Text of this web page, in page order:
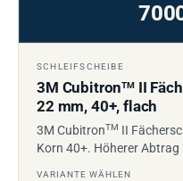
SCHLEIFSCHEIBE
3M CubitronTMII
22 mm, 40+, flach
3M CubitronTM II
Korn 40+. Höherer
VARIANTE WÄHLEN